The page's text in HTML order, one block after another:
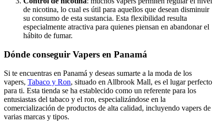
de nicotina, lo cual es útil para aquellos que desean disminuir
su consumo de esta sustancia. Esta flexibilidad resulta
especialmente atractiva para quienes piensan en abandonar el
hábito de fumar.
Dónde conseguir Vapers en Panamá
Si te encuentras en Panamá y deseas sumarte a la moda de los
vapers, Tabaco y Ron, situado en Allbrook Mall, es el lugar perfecto
para ti. Esta tienda se ha establecido como un referente para los
entusiastas del tabaco y el ron, especializándose en la
comercialización de productos de alta calidad, incluyendo vapers de
varias marcas y tipos.